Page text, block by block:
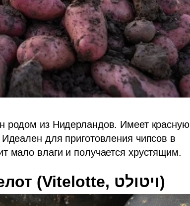
родом из Нидерландов. Имеет красную
для приготовления чипсов в
мало влаги и получается хрустящим.
(Vitelotte, ויטולט)